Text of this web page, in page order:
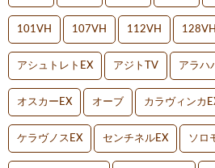
101VH 107VH 112VH 128VH
アシュトレトEX アジトTV アラハ
オスカーEX オーブ カラヴィンカ
ケラヴノスEX センチネルEX ソロ